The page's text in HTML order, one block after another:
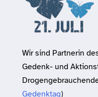
Wir sind Partnerin
Gedenk- und
Gedenktag)